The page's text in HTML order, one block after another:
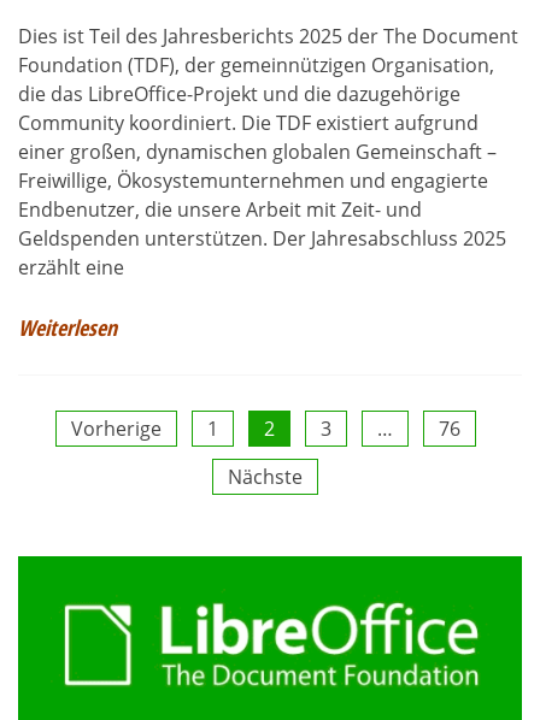
Dies ist Teil des Jahresberichts 2025 der The Document
Foundation (TDF), der gemeinnützigen Organisation,
die das LibreOffice-Projekt und die dazugehörige
Community koordiniert. Die TDF existiert aufgrund
einer großen, dynamischen globalen Gemeinschaft –
Freiwillige, Ökosystemunternehmen und engagierte
Endbenutzer, die unsere Arbeit mit Zeit- und
Geldspenden unterstützen. Der Jahresabschluss 2025
erzählt eine
Weiterlesen
Seitennummerierung
Beiträge
Vorherige 1 2 3 …
76
Nächste